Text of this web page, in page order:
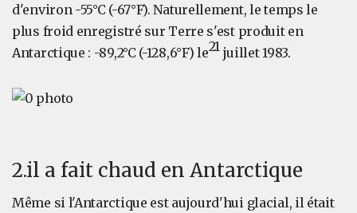
d'environ -55°C (-67°F). Naturellement, le temps le
plus froid enregistré sur Terre s'est produit en
Antarctique : -89,2°C (-128,6°F) le21juillet 1983.
2.il a fait chaud en Antarctique
Même si l'Antarctique est aujourd'hui glacial, il était